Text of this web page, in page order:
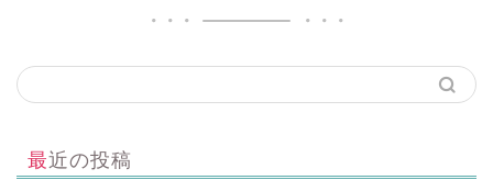
最近の投稿